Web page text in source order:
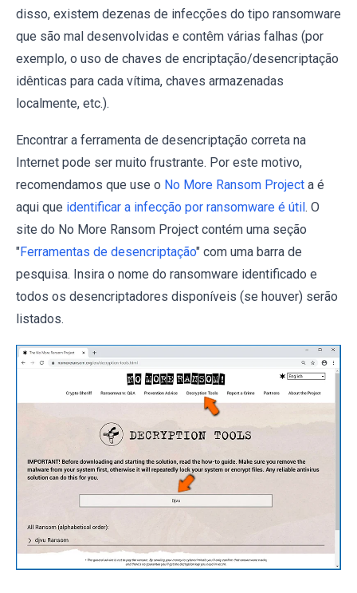
disso, existem dezenas de infecções do tipo ransomware
que são mal desenvolvidas e contêm várias falhas (por
exemplo, o uso de chaves de encriptação/desencriptação
idênticas para cada vítima, chaves armazenadas
localmente, etc.).
Encontrar a ferramenta de desencriptação correta na
Internet pode ser muito frustrante. Por este motivo,
recomendamos que use o No More Ransom Project a é
aqui que identificar a infecção por ransomware é útil. O
site do No More Ransom Project contém uma seção
"Ferramentas de desencriptação" com uma barra de
pesquisa. Insira o nome do ransomware identificado e
todos os desencriptadores disponíveis (se houver) serão
listados.